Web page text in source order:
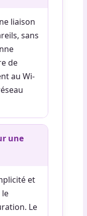
liaison
sans
de
au Wi-
une
et
le
Le